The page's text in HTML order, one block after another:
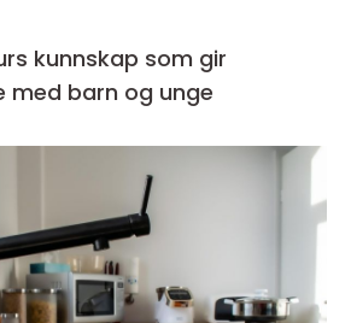
gir
barn og unge